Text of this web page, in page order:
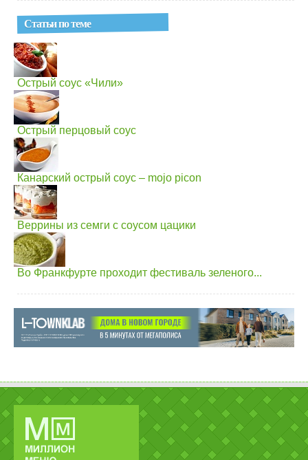
Статьи по теме
Острый соус «Чили»
Острый перцовый соус
Канарский острый соус – mojo picon
Веррины из семги с соусом цацики
Во Франкфурте проходит фестиваль зеленого...